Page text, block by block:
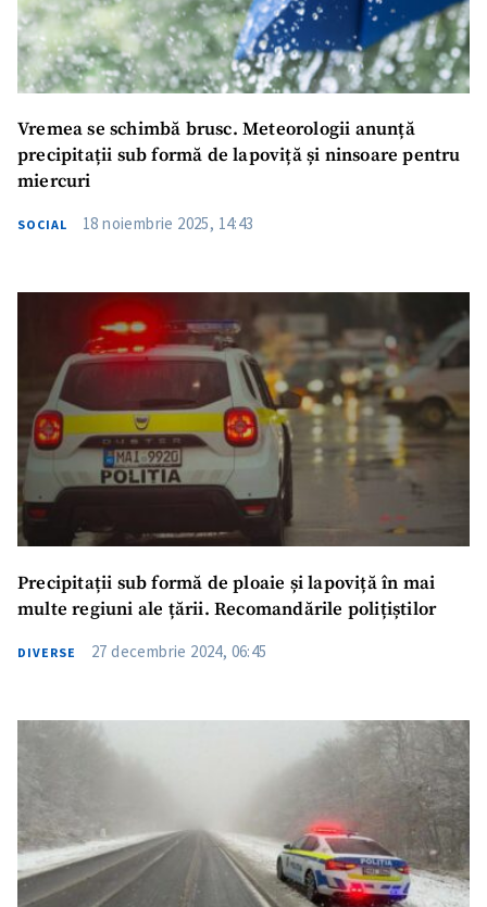
Vremea se schimbă brusc. Meteorologii anunță
precipitații sub formă de lapoviță și ninsoare pentru
miercuri
SOCIAL 18 noiembrie 2025, 14:43
Precipitații sub formă de ploaie și lapoviță în mai
multe regiuni ale țării. Recomandările polițiștilor
DIVERSE 27 decembrie 2024, 06:45